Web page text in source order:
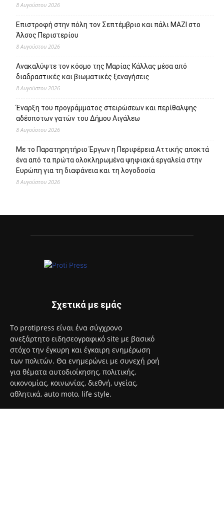
8 Αυγούστου 2026
Επιστροφή στην πόλη τον Σεπτέμβριο και πάλι ΜΑΖΙ στο
Άλσος Περιστερίου
8 Αυγούστου 2026
Ανακαλύψτε τον κόσμο της Μαρίας Κάλλας μέσα από
διαδραστικές και βιωματικές ξεναγήσεις
8 Αυγούστου 2026
Έναρξη του προγράμματος στειρώσεων και περίθαλψης
αδέσποτων γατών του Δήμου Αιγάλεω
8 Αυγούστου 2026
Με το Παρατηρητήριο Έργων η Περιφέρεια Αττικής αποκτά
ένα από τα πρώτα ολοκληρωμένα ψηφιακά εργαλεία στην
Ευρώπη για τη διαφάνεια και τη λογοδοσία
8 Αυγούστου 2026
Σχετικά με εμάς
Το protipress είναι ένα σύγχρονο
ανεξάρτητο ειδησεογραφικό site με βασικό
στόχο την έγκυρη και έγκαιρη ενημέρωση
των πολιτών. Θα ενημερώνει με συνεχή ροή
για θέματα αυτοδιοίκησης, πολιτικής,
οικονομίας, κοινωνίας, διεθνή, υγείας,
αθλητικά, auto moto, life style.